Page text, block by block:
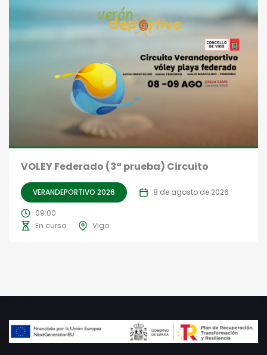
VOLEY Federado (3ª prueba) Circuito
VERANDEPORTIVO 2026 8 de agosto de 2026
09:00
En curso
Vigo